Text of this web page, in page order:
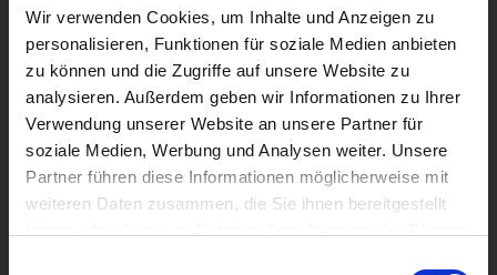
Wir verwenden Cookies, um Inhalte und Anzeigen zu
personalisieren, Funktionen für soziale Medien anbieten
zu können und die Zugriffe auf unsere Website zu
analysieren. Außerdem geben wir Informationen zu Ihrer
Verwendung unserer Website an unsere Partner für
soziale Medien, Werbung und Analysen weiter. Unsere
Partner führen diese Informationen möglicherweise mit
weiteren Daten zusammen, die Sie ihnen bereitgestellt